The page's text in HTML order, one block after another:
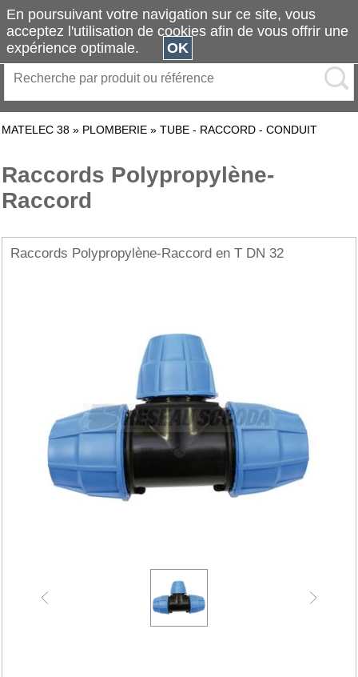
MATELEC 38 » PLOMBERIE » TUBE - RACCORD - CONDUIT
Raccords Polypropylène-
Raccord
Raccords Polypropylène-Raccord en T DN 32
En poursuivant votre navigation sur ce site, vous
acceptez l'utilisation de cookies afin de vous offrir une
expérience optimale.
OK